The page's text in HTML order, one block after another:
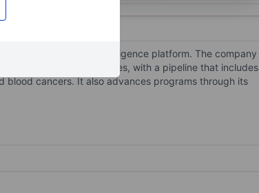
using its artificial intelligence platform. The company
antibody-drug conjugates, with a pipeline that includes
blood cancers. It also advances programs through its